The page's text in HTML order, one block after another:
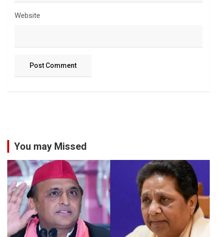
Website
You may Missed